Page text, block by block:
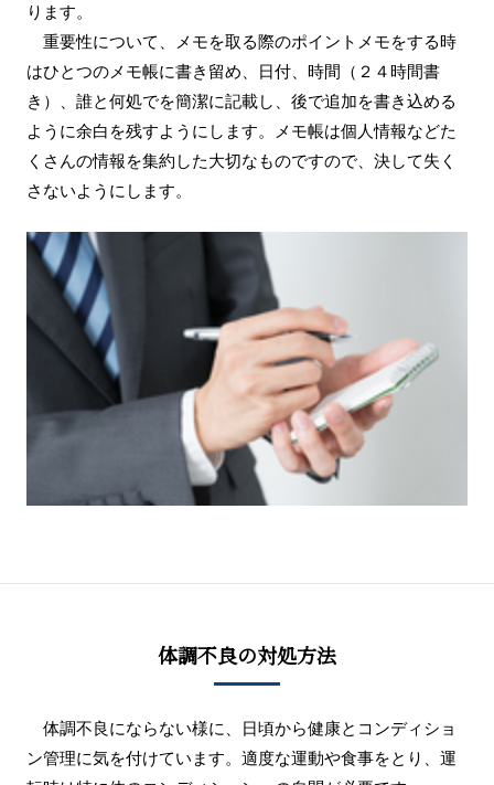
ります。
重要性について、メモを取る際のポイントメモをする時
はひとつのメモ帳に書き留め、日付、時間（２４時間書
き）、誰と何処でを簡潔に記載し、後で追加を書き込める
ように余白を残すようにします。メモ帳は個人情報などた
くさんの情報を集約した大切なものですので、決して失く
さないようにします。
体調不良の対処方法
体調不良にならない様に、日頃から健康とコンディショ
ン管理に気を付けています。適度な運動や食事をとり、運